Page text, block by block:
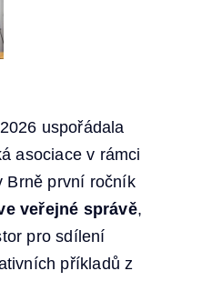
uspořádala
asociace v rámci
Brně první ročník
veřejné správě,
pro sdílení
příkladů z